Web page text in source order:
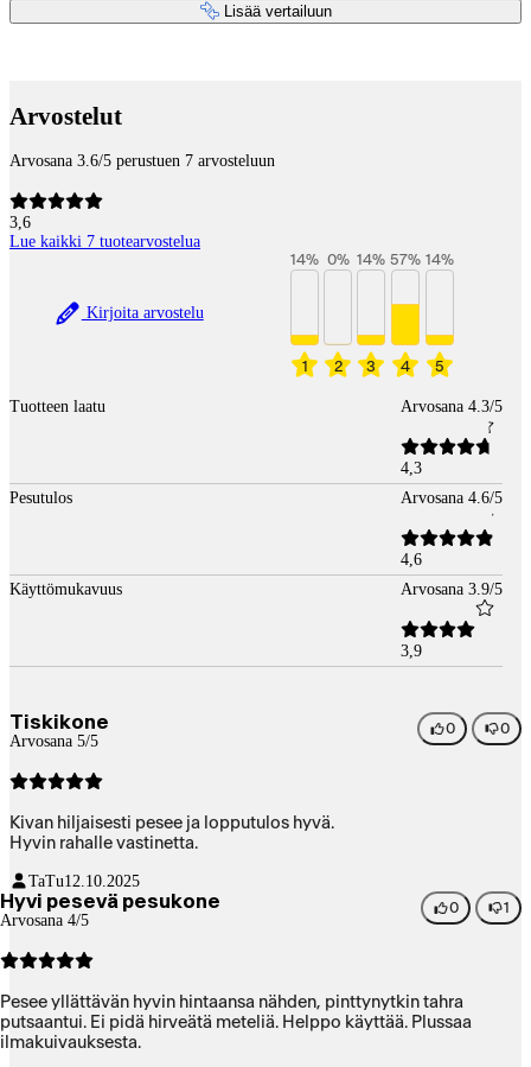
Lisää vertailuun
Arvostelut
Arvosana 3.6/5 perustuen 7 arvosteluun
3,6
Lue kaikki 7 tuotearvostelua
Kirjoita arvostelu
1
14%
2
0%
3
14%
4
57%
5
14%
Tuotteen laatu Arvosana 4.3/5
4,3
Pesutulos
Arvosana 4.6/5
4,6
Käyttömukavuus
Arvosana 3.9/5
3,9
Tiskikone
Arvosana 5/5
0 0
Kivan hiljaisesti pesee ja lopputulos hyvä.
Hyvin rahalle vastinetta.
TaTu12.10.2025
Hyvi pesevä pesukone
Arvosana 4/5
0 1
Pesee yllättävän hyvin hintaansa nähden, pinttynytkin tahra
putsaantui. Ei pidä hirveätä meteliä. Helppo käyttää. Plussaa
ilmakuivauksesta.